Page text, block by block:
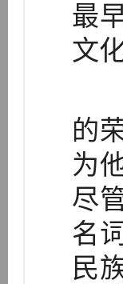
最
文
麦
的
为
尽
名
民